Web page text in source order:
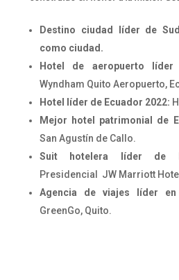
Destino ciudad líder de
como ciudad.
Hotel de aeropuerto líder
Wyndham Quito Aeropuerto,
Hotel líder de Ecuador 2022:
Mejor hotel patrimonial de
San Agustín de Callo.
Suit hotelera líder de
Presidencial JW Marriott
Agencia de viajes líder en
GreenGo, Quito.